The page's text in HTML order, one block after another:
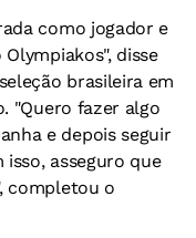
como jogador e
disse
brasileira em
"Quero fazer algo
e depois seguir
isso, asseguro que
completou o